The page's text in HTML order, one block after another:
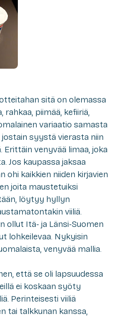
sitä on olemassa
piimää, kefiiriä,
variaatio samasta
jostain syystä vierasta niin
Erittäin venyvää limaa, joka
Jos kaupassa jaksaa
kaikkien niiden kirjavien
joita maustetuiksi
löytyy hyllyn
viiliä.
ollut Itä- ja Länsi-Suomen
lohkeilevaa. Nykyisin
venyvää mallia.
että se oli lapsuudessa
ei koskaan syöty
Perinteisesti viiliä
tai talkkunan kanssa,